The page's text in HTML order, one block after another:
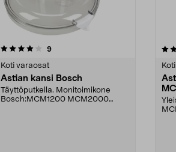
9arvostelut
Koti varaosat
Astian kansi Bosch
Täyttöputkella. Monitoimikone
Bosch:MCM1200 MCM2000
4.5viidestä